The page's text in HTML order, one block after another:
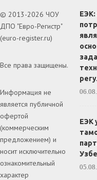
© 2013-2026 ЧОУ
ДПО "Евро-Регистр"
(euro-register.ru)
Все права защищены.
Информация не
является публичной
офертой
(коммерческим
предложением) и
носит исключительно
ознакомительный
характер
ЕЭК